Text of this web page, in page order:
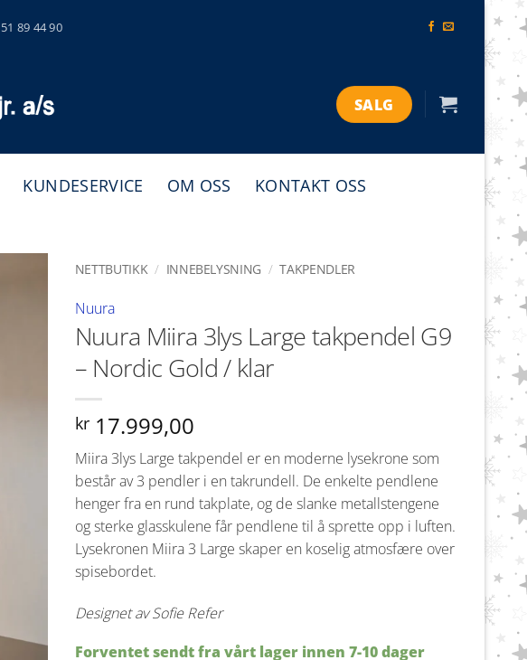
51 89 44 90
SALG
KUNDESERVICE OM OSS KONTAKT OSS
NETTBUTIKK / INNEBELYSNING / TAKPENDLER
Nuura
Nuura Miira 3lys Large takpendel G9
– Nordic Gold / klar
kr17.999,00
Miira 3lys Large takpendel er en moderne lysekrone som
består av 3 pendler i en takrundell. De enkelte pendlene
henger fra en rund takplate, og de slanke metallstengene
og sterke glasskulene får pendlene til å sprette opp i luften.
Lysekronen Miira 3 Large skaper en koselig atmosfære over
spisebordet.
Designet av Sofie Refer
Forventet sendt fra vårt lager innen 7-10 dager